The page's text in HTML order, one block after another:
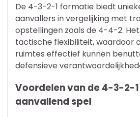
De 4-3-2-1 formatie biedt
aanvallers in vergelijking met
opstellingen zoals de 4-4-2.
tactische flexibiliteit, waardoor
ruimtes effectief kunnen
defensieve
Voordelen van de 4-3-2-
aanvallend spel